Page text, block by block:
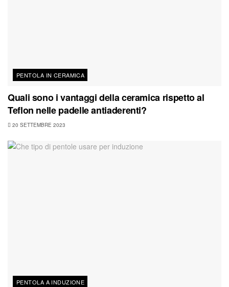
PENTOLA IN CERAMICA
Quali sono i vantaggi della ceramica rispetto al
Teflon nelle padelle antiaderenti?
20 SETTEMBRE 2023
PENTOLA A INDUZIONE